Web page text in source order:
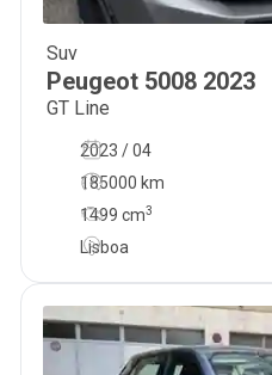
Suv
Peugeot 5008 2023
GT Line
2023 / 04
185000 km
1499 cm3
Lisboa